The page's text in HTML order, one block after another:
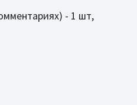
- 1 шт,